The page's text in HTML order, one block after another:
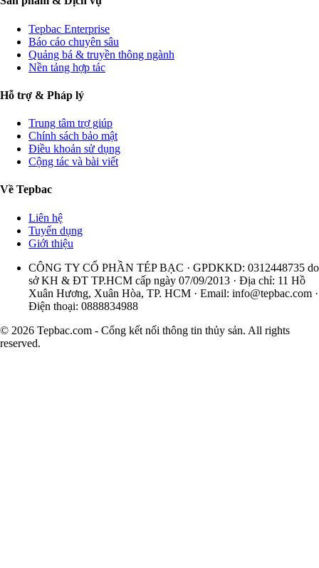
Tepbac Enterprise
Báo cáo chuyên sâu
Quảng bá & truyền thông ngành
Nền tảng hợp tác
Hỗ trợ & Pháp lý
Trung tâm trợ giúp
Chính sách bảo mật
Điều khoản sử dụng
Cộng tác và bài viết
Về Tepbac
Liên hệ
Tuyển dụng
Giới thiệu
CÔNG TY CỔ PHẦN TÉP BẠC · GPDKKD: 0312448735 do
sở KH & ĐT TP.HCM cấp ngày 07/09/2013 · Địa chỉ: 11 Hồ
Xuân Hương, Xuân Hòa, TP. HCM · Email: info@tepbac.com ·
Điện thoại: 0888834988
© 2026 Tepbac.com - Cổng kết nối thông tin thủy sản. All rights
reserved.